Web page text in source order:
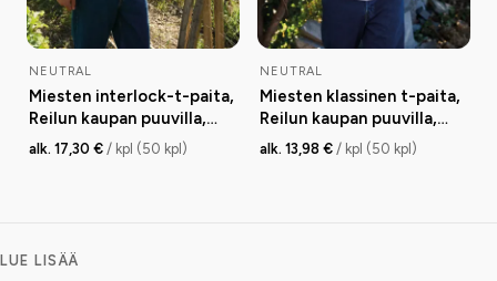
NEUTRAL
Miesten interlock-t-paita,
Reilun kaupan puuvilla,
220g
alk. 17,30 € / kpl (50 kpl)
NEUTRAL
Miesten klassinen t-paita,
Reilun kaupan puuvilla,
185g
alk. 13,98 € / kpl (50 kpl)
LUE LISÄÄ